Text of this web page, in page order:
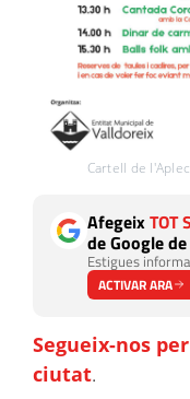
Cartell de
AfegeixTOT
de Google
Estigues
ACTIVAR ARA
Segueix-nos
ciutat.